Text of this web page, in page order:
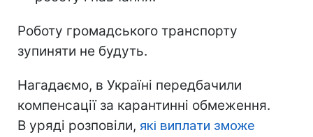
Роботу громадського транспорту
зупиняти не будуть.
Нагадаємо, в Україні передбачили
компенсації за карантинні обмеження.
В уряді розповіли, які виплати зможе